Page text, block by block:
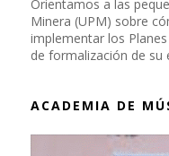
Orientamos a las
Minera (UPM) sobre
implementar los
de formalización de su
ACADEMIA DE